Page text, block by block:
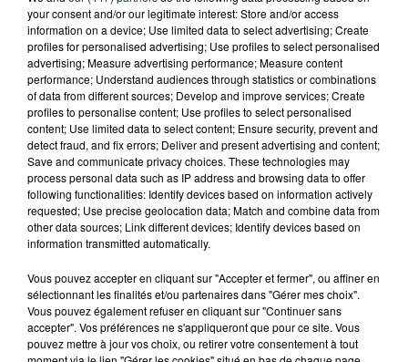
L’ASSE RÉDUIT FACE À SOCHAUX, UNE
PREMIÈRE VICTOIRE POUR NOS VERTS ?
your consent and/or our legitimate interest: Store and/or access
information on a device; Use limited data to select advertising; Create
profiles for personalised advertising; Use profiles to select personalised
advertising; Measure advertising performance; Measure content
performance; Understand audiences through statistics or combinations
of data from different sources; Develop and improve services; Create
profiles to personalise content; Use profiles to select personalised
content; Use limited data to select content; Ensure security, prevent and
detect fraud, and fix errors; Deliver and present advertising and content;
Save and communicate privacy choices. These technologies may
process personal data such as IP address and browsing data to offer
following functionalities: Identify devices based on information actively
requested; Use precise geolocation data; Match and combine data from
other data sources; Link different devices; Identify devices based on
information transmitted automatically.
Vous pouvez accepter en cliquant sur "Accepter et fermer", ou affiner en
sélectionnant les finalités et/ou partenaires dans "Gérer mes choix".
Vous pouvez également refuser en cliquant sur "Continuer sans
accepter". Vos préférences ne s'appliqueront que pour ce site. Vous
pouvez mettre à jour vos choix, ou retirer votre consentement à tout